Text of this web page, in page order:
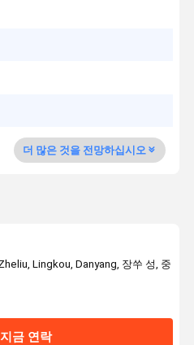
더 많은 것을 전망하십시오
Lingkou, Danyang, 장쑤 성, 중
지금 연락